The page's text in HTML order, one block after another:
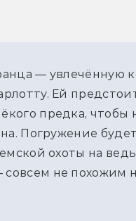
—
Ей
предка, чтобы
Погружение
охоты на
не похожим